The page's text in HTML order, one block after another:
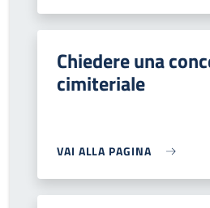
Chiedere una
cimiteriale
VAI ALLA PAGINA